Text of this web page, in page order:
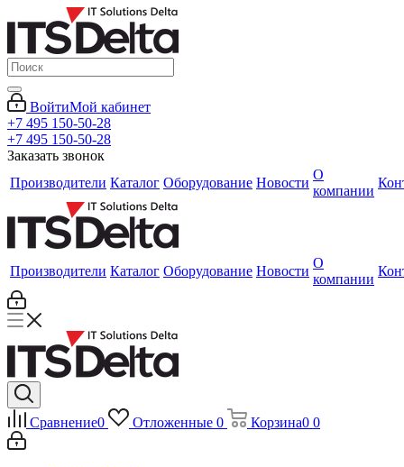
ВойтиМой кабинет
+7 495 150-50-28
+7 495 150-50-28
Заказать звонок
Производители Каталог Оборудование Новости
О
компании
Производители Каталог Оборудование Новости
О
компании
Сравнение0 Отложенные 0 Корзина0 0